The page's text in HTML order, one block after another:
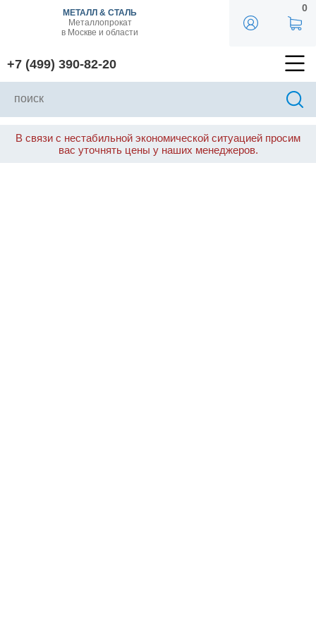
МЕТАЛЛ & СТАЛЬ
Металлопрокат
в Москве и области
+7 (499) 390-82-20
0
В связи с нестабильной экономической ситуацией просим
вас уточнять цены у наших менеджеров.